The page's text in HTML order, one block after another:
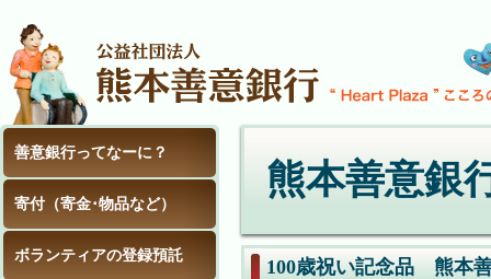
熊本善意銀
100歳祝い記念品 熊本
善意銀行ってなーに？
寄付（寄金･物品など）
ボランティアの登録預託